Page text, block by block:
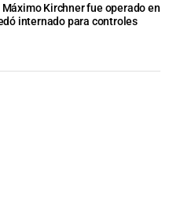
Máximo Kirchner fue operado en
internado para controles